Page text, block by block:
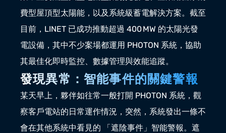
費型屋頂型太陽能，以及系統級蓄電解決方案。截至
目前，LINET 已成功推動超過 400 MW 的太陽光發
電設備，其中不少案場都運用 PHOTON 系統，協助
其最佳化即時監控、數據管理與效能追蹤。
發現異常：智能事件的關鍵警報
某天早上，夥伴如往常一般打開 PHOTON 系統，觀
察客戶電站的日常運作情況，突然，系統發出一條不
會在其他系統中看見的 「遮陰事件」智能警報。遮